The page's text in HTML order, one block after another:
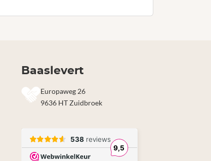
Baaslevert
Europaweg 26
9636 HT Zuidbroek